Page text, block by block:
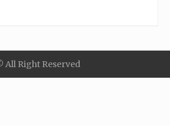
All Right Reserved